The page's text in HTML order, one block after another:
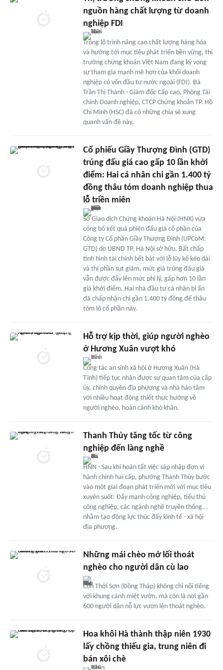
nguồn hàng chất lượng từ doanh
nghiệp FDI
Trong lộ trình nâng cao chất lượng hàng hóa
và hướng tới mục tiêu phát triển bền vững, thị
trường chứng khoán Việt Nam đang kỳ vọng
sự tham gia mạnh mẽ hơn của khối doanh
nghiệp có vốn đầu tư nước ngoài (FDI). Bà
Trần Thị Thành - Giám đốc Cấp cao, Phòng Tài
chính Doanh nghiệp, CTCP Chứng khoán TP. Hồ
Chí Minh (HSC) đã có những chia sẻ xung
quanh vấn đề này.
Cổ phiếu Giầy Thượng Đình (GTD)
trúng đấu giá cao gấp 10 lần khởi
điểm: Hai cá nhân chi gần 1.400 tỷ
đồng thâu tóm doanh nghiệp thua
lỗ triền miên
Sở Giao dịch Chứng khoán Hà Nội (HNX) vừa
công bố kết quả phiên đấu giá cổ phần của
Công ty Cổ phần Giầy Thượng Đình (UPCoM:
GTD) do UBND TP. Hà Nội sở hữu. Bất chấp
tình hình tài chính bết bát với lỗ lũy kế kéo dài
và thị phần sụt giảm, mức giá trúng đấu giá
vẫn được đẩy lên mức phi lý, gấp hơn 10 lần
giá khởi điểm. Hai nhà đầu tư cá nhân bí ẩn
đã chấp nhận chi gần 1.400 tỷ đồng để thâu
tóm lô cổ phần này.
Hỗ trợ kịp thời, giúp người nghèo
ở Hương Xuân vượt khó
Công tác an sinh xã hội ở Hương Xuân (Hà
Tĩnh) tiếp tục nhận được sự quan tâm của cấp
ủy, chính quyền địa phương và nhà hảo tâm
với nhiều hoạt động thiết thực hướng về
người nghèo, hoàn cảnh khó khăn.
Thanh Thủy tăng tốc từ công
nghiệp đến làng nghề
HNN - Sau khi hoàn tất việc sáp nhập đơn vị
hành chính hai cấp, phường Thanh Thủy bước
vào một giai đoạn phát triển mới với mục tiêu
xuyên suốt: Đẩy mạnh công nghiệp, tiểu thủ
công nghiệp, các ngành nghề truyền thống...
nhằm tạo động lực thúc đẩy kinh tế - xã hội
địa phương.
Những mái chèo mở lối thoát
nghèo cho người dân cù lao
Cồn Thới Sơn (Đồng Tháp) không chỉ nổi tiếng
với khung cảnh miệt vườn, mà còn là nơi gần
600 người dân nỗ lực vươn lên thoát nghèo.
Hoa khôi Hà thành thập niên 1930
lấy chồng thiếu gia, trung niên đi
bán xôi chè